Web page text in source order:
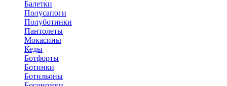
Балетки
Полусапоги
Полуботинки
Пантолеты
Мокасины
Кеды
Ботфорты
Ботинки
Ботильоны